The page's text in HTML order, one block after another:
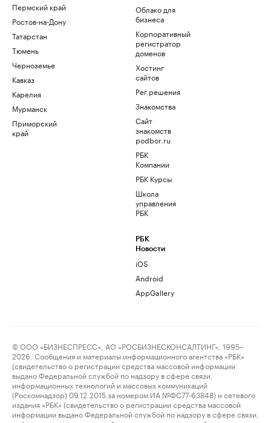
Пермский край
Ростов-на-Дону
Татарстан
Тюмень
Черноземье
Кавказ
Карелия
Мурманск
Приморский
край
Облако для
бизнеса
Корпоративный
регистратор
доменов
Хостинг
сайтов
Рег.решения
Знакомства
Сайт
знакомств
podbor.ru
РБК
Компании
РБК Курсы
Школа
управления
РБК
РБК
Новости
iOS
Android
AppGallery
© ООО «БИЗНЕСПРЕСС», АО «РОСБИЗНЕСКОНСАЛТИНГ», 1995–
2026. Сообщения и материалы информационного агентства «РБК»
(свидетельство о регистрации средства массовой информации
выдано Федеральной службой по надзору в сфере связи,
информационных технологий и массовых коммуникаций
(Роскомнадзор) 09.12.2015 за номером ИА №ФС77-63848) и сетевого
издания «РБК» (свидетельство о регистрации средства массовой
информации выдано Федеральной службой по надзору в сфере связи,